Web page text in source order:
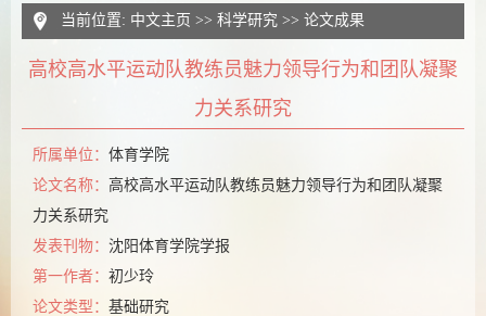
当前位置: 中文主页 >> 科学研究 >> 论文成果
高校高水平运动队教练员魅力领导行为和团队凝聚
力关系研究
所属单位： 体育学院
论文名称： 高校高水平运动队教练员魅力领导行为和团队凝聚
力关系研究
发表刊物： 沈阳体育学院学报
第一作者： 初少玲
论文类型： 基础研究